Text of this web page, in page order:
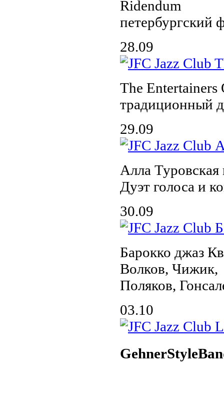
Ridendum
петербургский
28.09
The Entertainers
традиционный
29.09
Алла
Дуэт голоса и
30.09
Барокко джаз
Волков, Чижик,
Поляков,
03.10